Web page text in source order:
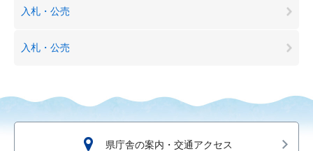
入札・公売
入札・公売
県庁舎の案内・交通アクセス